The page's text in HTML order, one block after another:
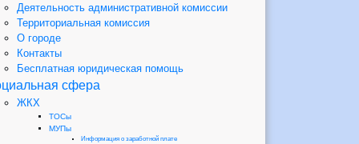
Деятельность административной комиссии
Территориальная комиссия
О городе
Контакты
Бесплатная юридическая помощь
сфера
ЖКХ
ТОСы
МУПы
Информация о заработной плате